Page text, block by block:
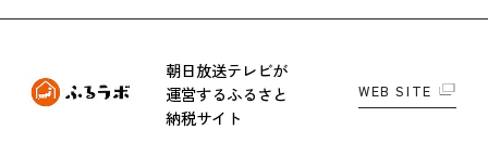
朝日放送テレビが
運営するふるさと
納税サイト
WEB SITE